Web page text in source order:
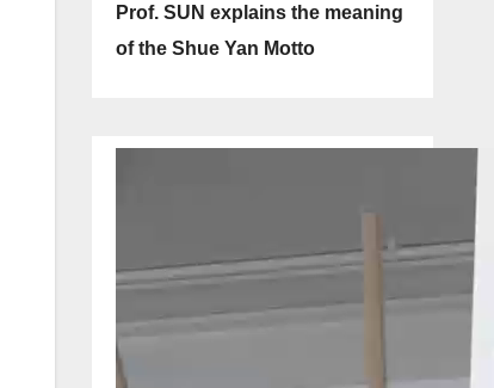
Prof. SUN explains the meaning
of the Shue Yan Motto